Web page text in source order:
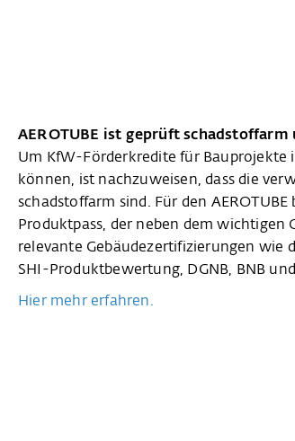
AEROTUBE ist geprüft schadstoffarm
Um KfW-Förderkredite für Bauprojekte
können, ist nachzuweisen, dass die
schadstoffarm sind. Für den
Produktpass, der neben dem wichtigen
relevante Gebäudezertifizierungen wie
SHI-Produktbewertung, DGNB, BNB
Hier mehr erfahren.